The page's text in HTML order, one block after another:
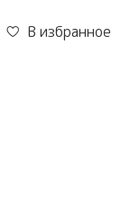
В избранное